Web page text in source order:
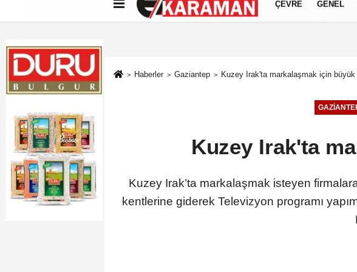
Künye İletişim Çerez Politikası Gizlilik İlkeleri
ÇEVRE GENEL
Haberler Gaziantep Kuzey Irak'ta markalaşmak için büyük
Kuzey Irak'ta
Kuzey Irak’ta markalaşmak isteyen
kentlerine giderek Televizyon programı